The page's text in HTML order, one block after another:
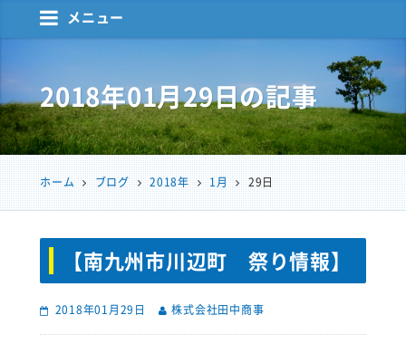
メニュー
2018年01月29日の記事
ホーム ブログ 2018年 1月 29日
【南九州市川辺町 祭り情報】
2018年01月29日 株式会社田中商事